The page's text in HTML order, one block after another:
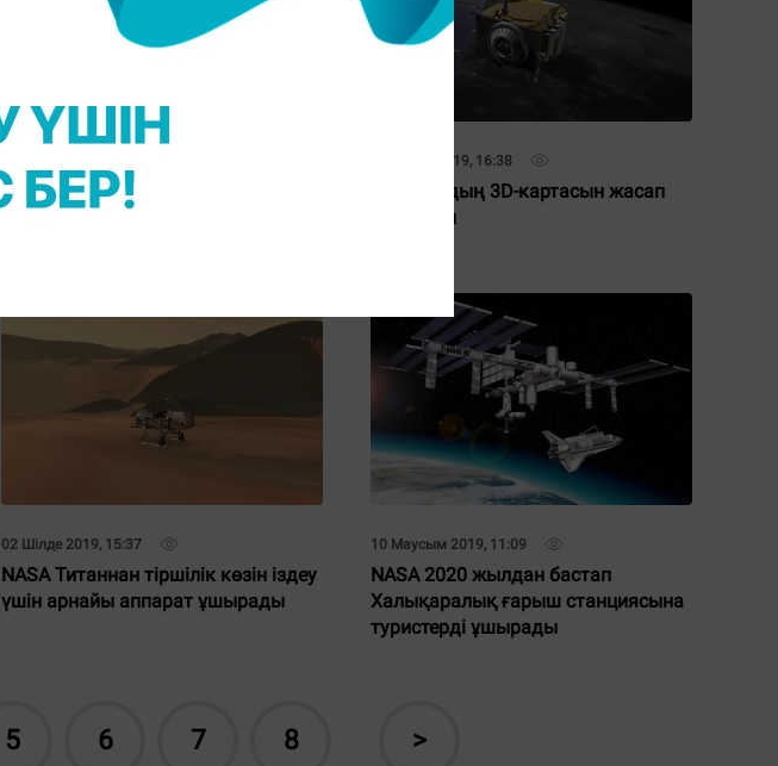
Марстың алғашқы тұрғындары
адам болмауы мүмкін
07 Қазан 2019, 16:38
NASA Айдың 3D-картасын жасап
шығарды
02 Шілде 2019, 15:37
NASA Титаннан тіршілік көзін іздеу
үшін арнайы аппарат ұшырады
10 Маусым 2019, 11:09
NASA 2020 жылдан бастап
Халықаралық ғарыш станциясына
туристерді ұшырады
5 6 7 8 >